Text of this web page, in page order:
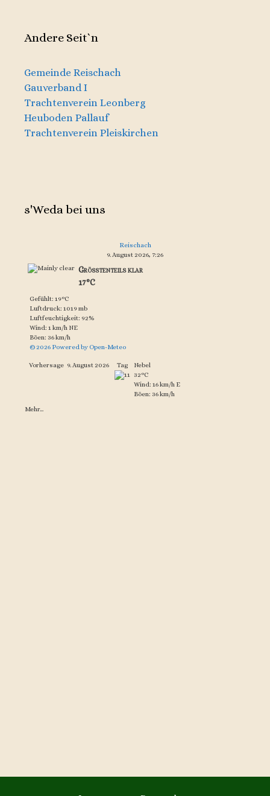
Andere Seit`n
Gemeinde Reischach
Gauverband I
Trachtenverein Leonberg
Heuboden Pallauf
Trachtenverein Pleiskirchen
s'Weda bei uns
Reischach
9. August 2026, 7:26
Größtenteils klar
17°C
Gefühlt: 19°C
Luftdruck: 1019 mb
Luftfeuchtigkeit: 92%
Wind: 1 km/h NE
Böen: 36 km/h
© 2026 Powered by Open-Meteo
Vorhersage 9. August 2026 Tag
Nebel
32°C
Wind: 16 km/h E
Böen: 36 km/h
Mehr...